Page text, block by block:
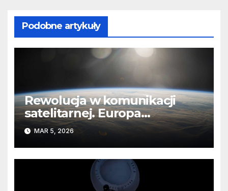
Podobne artykuły
Rewolucja w komunikacji
satelitarnej. Europa
wyprzedza Chiny
MAR 5, 2026